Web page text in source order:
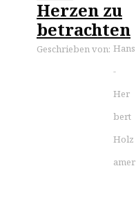
Herzen zu
betrachten
Geschrieben von: Hans
-
Her
bert
Holz
amer